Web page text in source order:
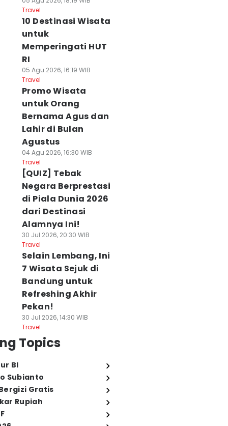
Travel
10 Destinasi Wisata
untuk
Memperingati HUT
RI
05 Agu 2026, 16:19 WIB
Travel
Promo Wisata
untuk Orang
Bernama Agus dan
Lahir di Bulan
Agustus
04 Agu 2026, 16:30 WIB
Travel
[QUIZ] Tebak
Negara Berprestasi
di Piala Dunia 2026
dari Destinasi
Alamnya Ini!
30 Jul 2026, 20:30 WIB
Travel
Selain Lembang, Ini
7 Wisata Sejuk di
Bandung untuk
Refreshing Akhir
Pekan!
30 Jul 2026, 14:30 WIB
Travel
Topics
BI
Subianto
Gratis
Rupiah